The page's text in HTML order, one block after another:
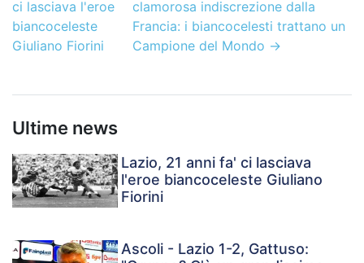
ci lasciava l'eroe
biancoceleste
Giuliano Fiorini
clamorosa indiscrezione dalla
Francia: i biancocelesti trattano un
Campione del Mondo →
Ultime news
Lazio, 21 anni fa' ci lasciava
l'eroe biancoceleste Giuliano
Fiorini
Ascoli - Lazio 1-2, Gattuso: